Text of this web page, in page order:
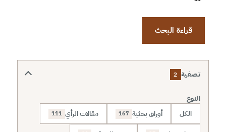
قراءة البحث
تصفية 2
النوع
الكل أوراق بحثية 167 مقالات الرأي 111